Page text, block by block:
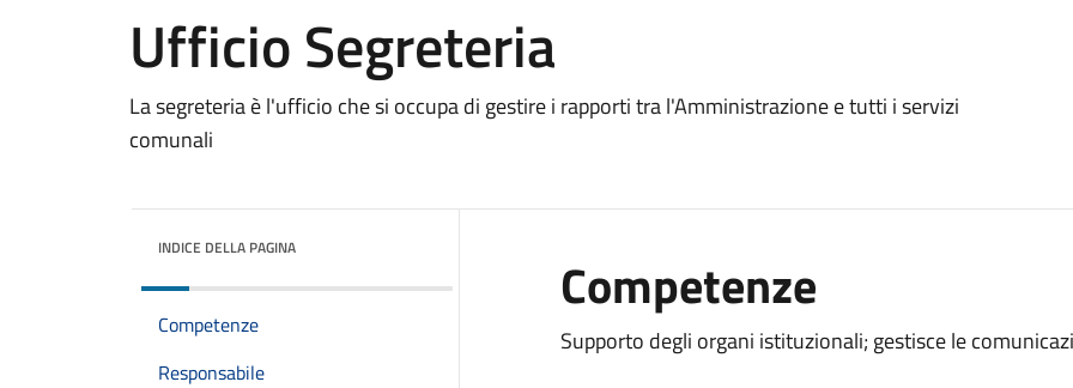
Ufficio Segreteria
La segreteria è l'ufficio che si occupa di gestire i rapporti tra l'Amministrazione e tutti i servizi
comunali
INDICE DELLA PAGINA
Competenze
Responsabile
Competenze
Supporto degli organi istituzionali; gestisce le